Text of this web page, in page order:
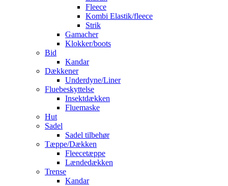
Fleece
Kombi Elastik/fleece
Strik
Gamacher
Klokker/boots
Bid
Kandar
Dækkener
Underdyne/Liner
Fluebeskyttelse
Insektdækken
Fluemaske
Hut
Sadel
Sadel tilbehør
Tæppe/Dækken
Fleecetæppe
Lændedækken
Trense
Kandar